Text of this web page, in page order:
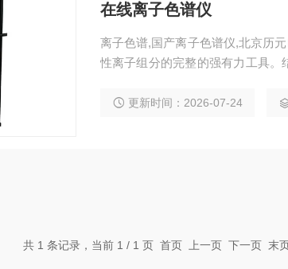
在线离子色谱仪
离子色谱,国产离子色谱仪,北京历
性离子组分的完整的强有力工具。
为环境监测部分及大气环境研究
更新时间：2026-07-24
共 1 条记录，当前 1 / 1 页 首页 上一页 下一页 末